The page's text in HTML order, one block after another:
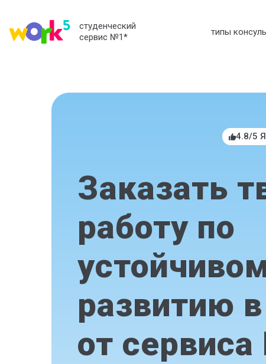
студенческий
сервис №1* типы
4.8/5
Заказать
работу по
развитию
от